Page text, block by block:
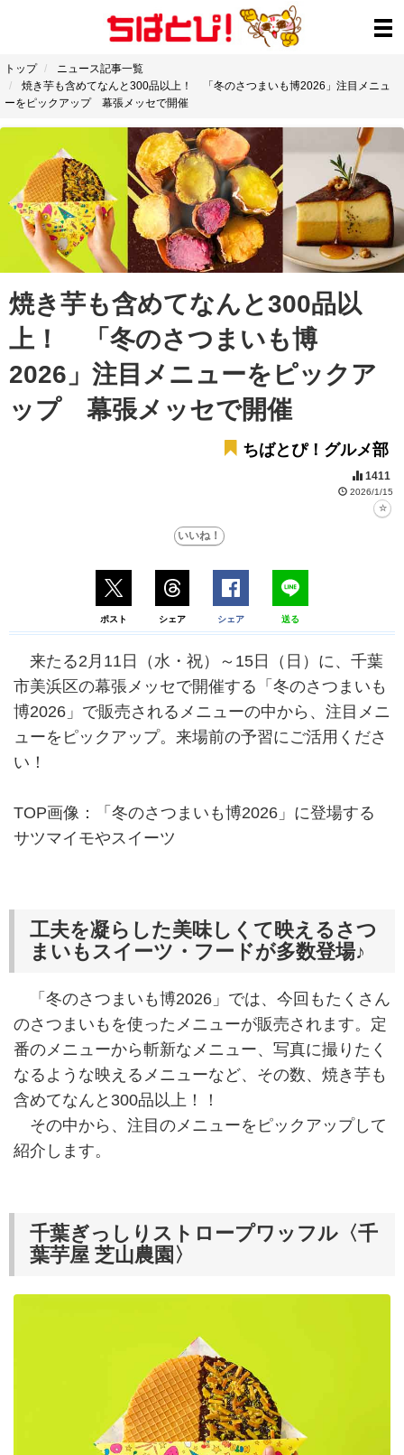
トップ
ニュース記事一覧
焼き芋も含めてなんと300品以上！ 「冬のさつまいも博2026」注目メニュ
ーをピックアップ 幕張メッセで開催
焼き芋も含めてなんと300品以
上！ 「冬のさつまいも博
2026」注目メニューをピックア
ップ 幕張メッセで開催
ちばとぴ！グルメ部
1411
2026/1/15
ポスト シェア シェア 送る
来たる2月11日（水・祝）～15日（日）に、千葉
市美浜区の幕張メッセで開催する「冬のさつまいも
博2026」で販売されるメニューの中から、注目メニ
ューをピックアップ。来場前の予習にご活用くださ
い！
TOP画像：「冬のさつまいも博2026」に登場する
サツマイモやスイーツ
工夫を凝らした美味しくて映えるさつ
まいもスイーツ・フードが多数登場♪
「冬のさつまいも博2026」では、今回もたくさん
のさつまいもを使ったメニューが販売されます。定
番のメニューから斬新なメニュー、写真に撮りたく
なるような映えるメニューなど、その数、焼き芋も
含めてなんと300品以上！！
その中から、注目のメニューをピックアップして
紹介します。
千葉ぎっしりストロープワッフル〈千
葉芋屋 芝山農園〉